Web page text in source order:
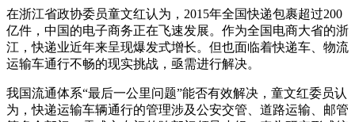
在浙江省政协委员童文红认为，2015年全国快递包裹超过200
亿件，中国的电子商务正在飞速发展。作为全国电商大省的浙
江，快递业近年来呈现爆发式增长。但也面临着快递车、物流
运输车通行不畅的现实挑战，亟需进行解决。
我国流通体系“最后一公里问题”能否有效解决，童文红委员认
为，快递运输车辆通行的管理涉及公安交管、道路运输、邮管